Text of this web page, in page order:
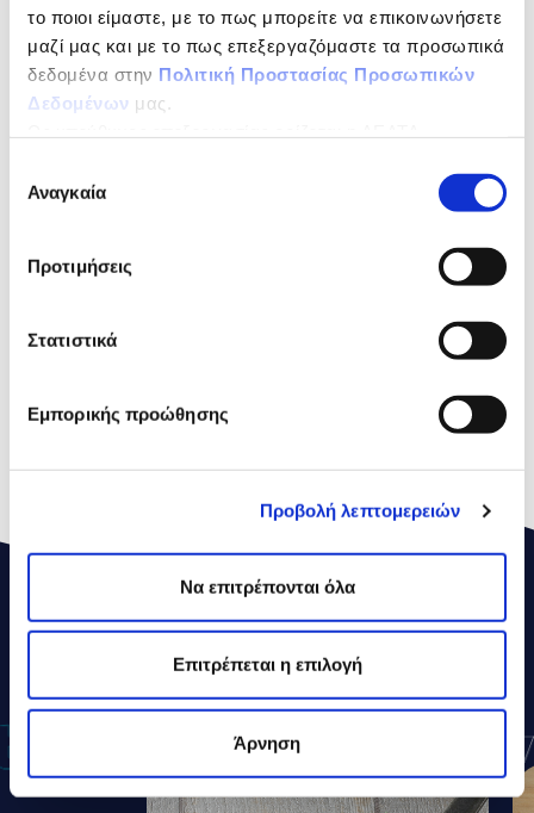
το ποιοι είμαστε, με το πως μπορείτε να επικοινωνήσετε
μαζί μας και με το πως επεξεργαζόμαστε τα προσωπικά
δεδομένα στην Πολιτική Προστασίας Προσωπικών
Δεδομένων μας.
συγκατάθεσης
Αναγκαία
Προτιμήσεις
Στατιστικά
Εμπορικής προώθησης
Προβολή λεπτομερειών
Να επιτρέπονται όλα
Επιτρέπεται η επιλογή
Άρνηση
ΔΙΑΤΡΟΦΙΚΗ ΔΗΛΩΣΗ
ανά 100 g
Ενέργεια
1524kJ / 368Kcal
Λιπαρά
30,5g
εκ των οποίων
Οξέα
20,8g
0,2g
εκ των οποίων
0,2g
Πρωτεΐνες
23,0g